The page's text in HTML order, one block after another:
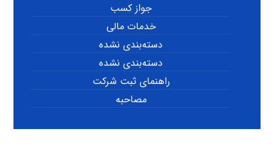
جواز کسب
خدمات مالی
دسته‌بندی نشده
دسته‌بندی نشده
راهنمای ثبت شرکت
مصاحبه